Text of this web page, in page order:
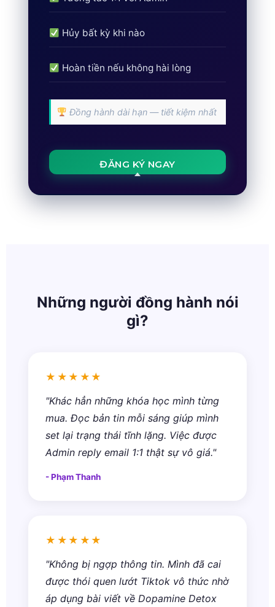
Hủy bất kỳ khi nào
Hoàn tiền nếu không hài lòng
Đồng hành dài hạn — tiết kiệm nhất
ĐĂNG KÝ NGAY
Những người đồng hành nói
gì?
★★★★★
"Khác hẳn những khóa học mình từng
mua. Đọc bản tin mỗi sáng giúp mình
set lại trạng thái tĩnh lặng. Việc được
Admin reply email 1:1 thật sự vô giá."
- Phạm Thanh
★★★★★
"Không bị ngợp thông tin. Mình đã cai
được thói quen lướt Tiktok vô thức nhờ
áp dụng bài viết về Dopamine Detox